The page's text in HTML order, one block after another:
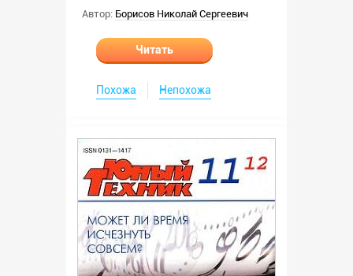
Автор: Борисов Николай Сергеевич
Читать
Похожа Непохожа